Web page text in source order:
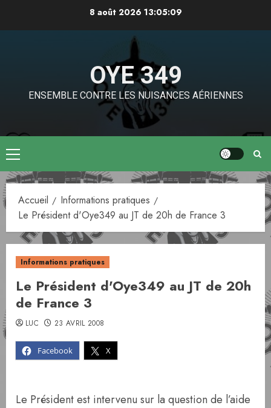
8 août 202613:05:10
OYE 349
ENSEMBLE CONTRE LES NUISANCES AÉRIENNES
Menu
principal
Accueil
Informations pratiques
Le Président d'Oye349 au JT de 20h de France 3
Informations pratiques
Le Président d'Oye349 au JT de 20h
de France 3
Facebook X
LUC 23 AVRIL 2008
Le Président est intervenu sur la question de l’aide